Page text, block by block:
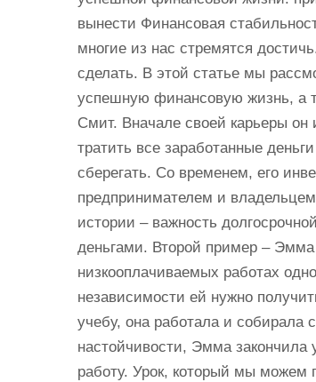
вынести Финансовая
многие из нас стремятся
сделать. В этой статье мы
успешную финансовую жизнь, а
Смит. Вначале своей карьеры он
тратить все заработанные
сберегать. Со временем, его
предпринимателем и
истории – важность
деньгами. Второй пример –
низкооплачиваемых работах
независимости ей нужно
учебу, она работала и собирала
настойчивости, Эмма закончила
работу. Урок, который мы можем